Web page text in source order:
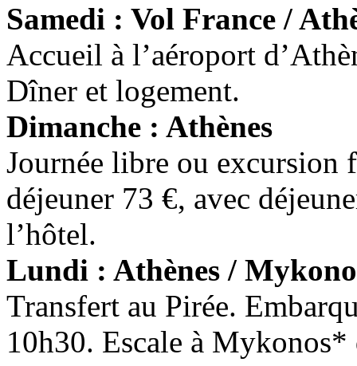
Samedi : Vol France /
Accueil à l’aéroport
Dîner et logement.
Dimanche : Athènes
Journée libre ou excursion
déjeuner 73 €, avec
l’hôtel.
Lundi : Athènes /
Transfert au Pirée.
10h30. Escale à Mykonos*